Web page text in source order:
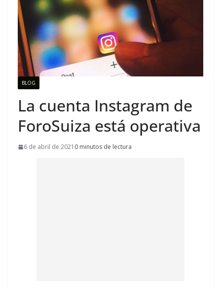
BLOG
La cuenta Instagram de
ForoSuiza está operativa
6 de abril de 2021 0 minutos de lectura